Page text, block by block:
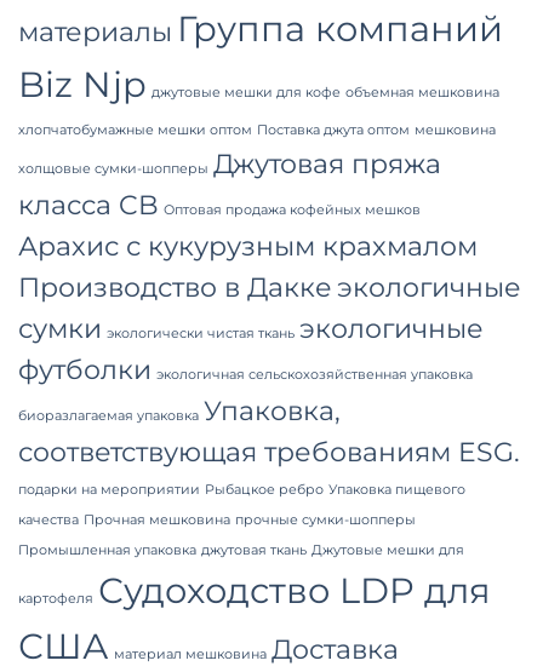
материалы Группа компаний
Biz Njp джутовые мешки для кофе объемная мешковина
хлопчатобумажные мешки оптом Поставка джута оптом мешковина
холщовые сумки-шопперы Джутовая пряжа
класса CB Оптовая продажа кофейных мешков
Арахис с кукурузным крахмалом
Производство в Дакке экологичные
сумки экологически чистая ткань экологичные
футболки экологичная сельскохозяйственная упаковка
биоразлагаемая упаковка Упаковка,
соответствующая требованиям ESG.
подарки на мероприятии Рыбацкое ребро Упаковка пищевого
качества Прочная мешковина прочные сумки-шопперы
Промышленная упаковка джутовая ткань Джутовые мешки для
картофеля Судоходство LDP для
США материал мешковина Доставка